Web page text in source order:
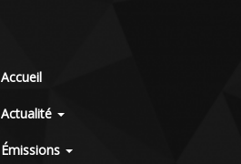
Accueil
Actualité
Émissions